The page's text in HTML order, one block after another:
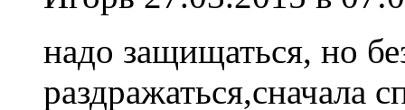
надо защищаться, но
раздражаться,сначала